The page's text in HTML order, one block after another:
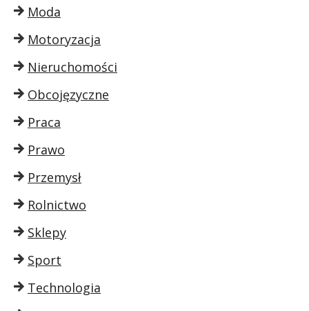
Moda
Motoryzacja
Nieruchomości
Obcojęzyczne
Praca
Prawo
Przemysł
Rolnictwo
Sklepy
Sport
Technologia